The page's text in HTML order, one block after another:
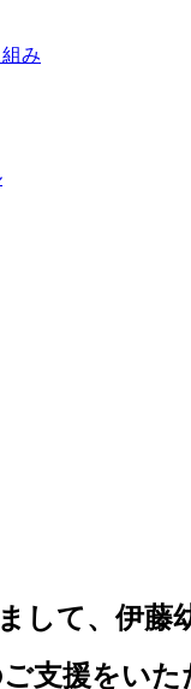
み
して、伊藤
支援をいた